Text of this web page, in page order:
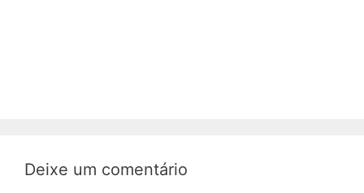
Deixe um comentário